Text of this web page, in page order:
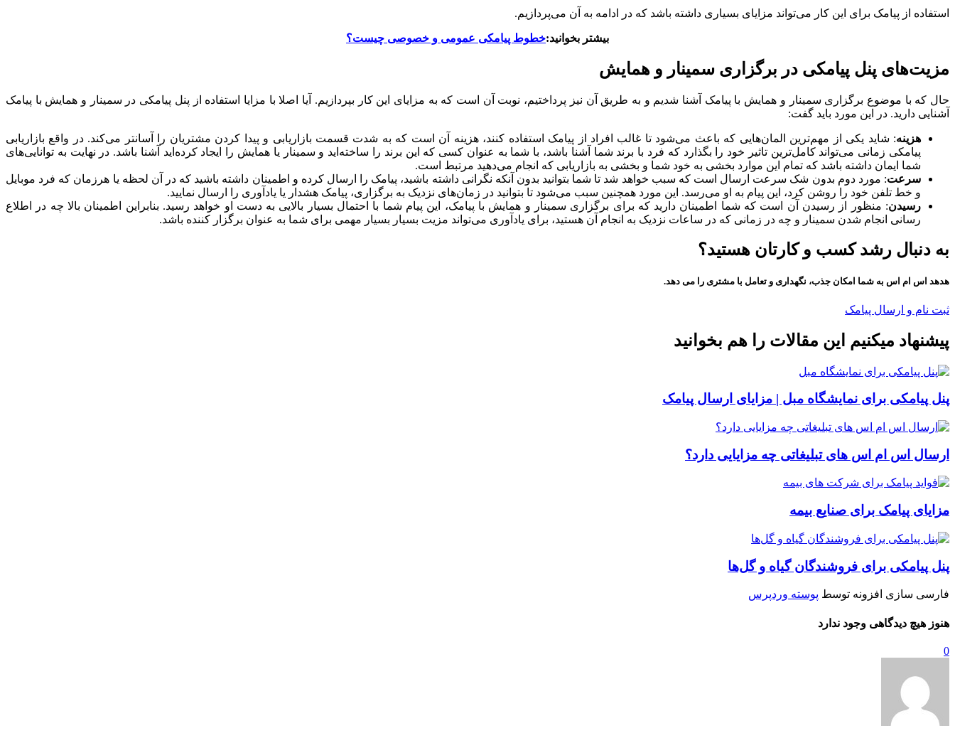
استفاده از پیامک برای این کار می‌تواند مزایای بسیاری داشته باشد که در ادامه به آن می‌پردازیم.
بیشتر بخوانید:خطوط پیامکی عمومی و خصوصی چیست؟
مزیت‌های پنل پیامکی در برگزاری سمینار و همایش
حال که با موضوع برگزاری سمینار و همایش با پیامک آشنا شدیم و به طریق آن نیز پرداختیم، نوبت آن است که به مزایای این کار بپردازیم. آیا اصلا با مزایا استفاده از پنل پیامکی در سمینار و همایش با پیامک
آشنایی دارید. در این مورد باید گفت:
هزینه: شاید یکی از مهم‌ترین المان‌هایی که باعث می‌شود تا غالب افراد از پیامک استفاده کنند، هزینه آن است که به شدت قسمت بازاریابی و پیدا کردن مشتریان را آسانتر می‌کند. در واقع بازاریابی
پیامکی زمانی می‌تواند کامل‌ترین تاثیر خود را بگذارد که فرد با برند شما آشنا باشد، با شما به عنوان کسی که این برند را ساخته‌اید و سمینار یا همایش را ایجاد کرده‌اید آشنا باشد. در نهایت به توانایی‌های
شما ایمان داشته باشد که تمام این موارد بخشی به خود شما و بخشی به بازاریابی که انجام می‌دهید مرتبط است.
سرعت: مورد دوم بدون شک سرعت ارسال است که سبب خواهد شد تا شما بتوانید بدون آنکه نگرانی داشته باشید، پیامک را ارسال کرده و اطمینان داشته باشید که در آن لحظه یا هرزمان که فرد موبایل
و خط تلفن خود را روشن کرد، این پیام به او می‌رسد. این مورد همچنین سبب می‌شود تا بتوانید در زمان‌های نزدیک به برگزاری، پیامک هشدار یا یادآوری را ارسال نمایید.
رسیدن: منظور از رسیدن آن است که شما اطمینان دارید که برای برگزاری سمینار و همایش با پیامک، این پیام شما با احتمال بسیار بالایی به دست او خواهد رسید. بنابراین اطمینان بالا چه در اطلاع
رسانی انجام شدن سمینار و چه در زمانی که در ساعات نزدیک به انجام آن هستید، برای یادآوری می‌تواند مزیت بسیار بسیار مهمی برای شما به عنوان برگزار کننده باشد.
به دنبال رشد کسب و کارتان هستید؟
هدهد اس ام اس به شما امکان جذب، نگهداری و تعامل با مشتری را می دهد.
ثبت نام و ارسال پیامک
پیشنهاد میکنیم این مقالات را هم بخوانید
پنل پیامکی برای نمایشگاه مبل | مزایای ارسال پیامک
ارسال اس ام اس های تبلیغاتی چه مزایایی دارد؟
مزایای پیامک برای صنایع بیمه
پنل پیامکی برای فروشندگان گیاه و گل‌ها
فارسی سازی افزونه توسط پوسته وردپرس
هنوز هیچ دیدگاهی وجود ندارد
0